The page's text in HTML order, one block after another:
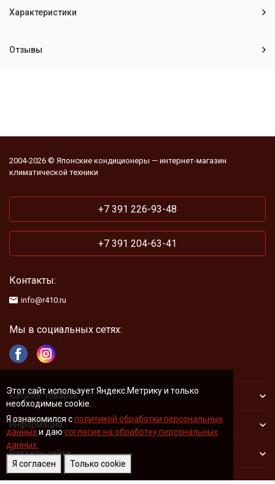
Этот сайт использует Яндекс.Метрику и только
необходимые cookie.
Я ознакомился сполитикой обработки персональных
данныхи даю согласие на обработку персональных
данных.
Я согласен
Только cookie
Характеристики
Отзывы
2004-2026 © Японские кондиционеры — интернет-магазин
климатической техники
+7 391 226-93-48
+7 391 204-63-41
Контакты:
info@r410.ru
Мы в социальных сетях:
Каталог товаров
Информация
Разделы сайта